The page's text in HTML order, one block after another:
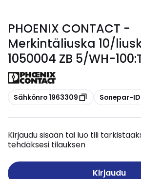
PHOENIX CONTACT -
Merkintäliuska 10/
1050004 ZB 5/WH-
Kopioi
Sähkönro 1963309 Kopioi
Sonepar-ID
Kirjaudu sisään tai luo tili
tehdäksesi tilauksen
Kirjaudu